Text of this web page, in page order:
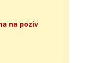
na poziv